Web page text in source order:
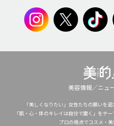
美容情報／ニュ
「美しくなりたい」女性たちの願いを
「肌・心・体のキレイは自分で磨く」をテ
プロの視点でコスメ・美